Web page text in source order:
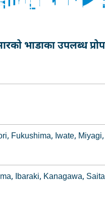
भाडाका उपलब्ध
Fukushima Iwate Miyagi
Ibaraki Kanagawa